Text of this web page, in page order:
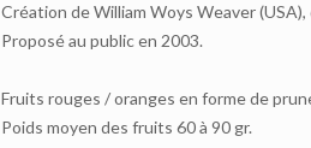
Création de William Woys Weaver (USA),
Proposé au public en 2003.
Fruits rouges / oranges en forme de
Poids moyen des fruits 60 à 90 gr.